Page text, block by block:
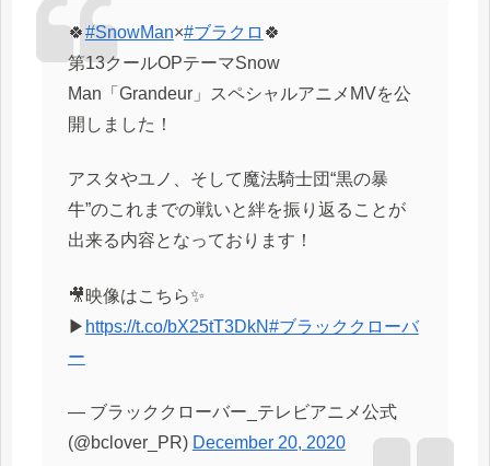
🍀#SnowMan×#ブラクロ 🍀
第13クールOPテーマSnow
Man「Grandeur」スペシャルアニメMVを公
開しました！
アスタやユノ、そして魔法騎士団“黒の暴
牛”のこれまでの戦いと絆を振り返ることが
出来る内容となっております！
🎥映像はこちら✨
▶ https://t.co/bX25tT3DkN#ブラッククローバ
ー
— ブラッククローバー_テレビアニメ公式
(@bclover_PR) December 20, 2020